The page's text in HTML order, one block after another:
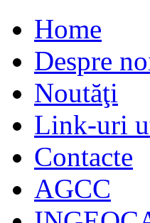
Home
Despre
Noutăţi
Link-uri
Contacte
AGCC